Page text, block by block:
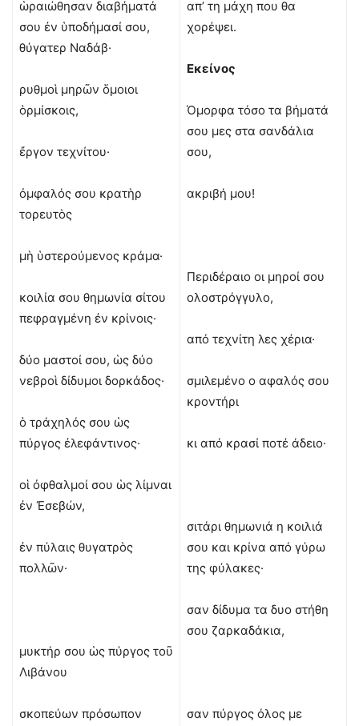
ὡραιώθησαν διαβήματά
σου ἐν ὑποδήμασί σου,
θύγατερ Ναδάβ·
ρυθμοὶ μηρῶν ὅμοιοι
ὁρμίσκοις,
ἔργον τεχνίτου·
ὀμφαλός σου κρατὴρ
τορευτὸς
μὴ ὑστερούμενος κράμα·
κοιλία σου θημωνία σίτου
πεφραγμένη ἐν κρίνοις·
δύο μαστοί σου, ὡς δύο
νεβροὶ δίδυμοι δορκάδος·
ὁ τράχηλός σου ὡς
πύργος ἐλεφάντινος·
οἱ ὀφθαλμοί σου ὡς λίμναι
ἐν Ἐσεβών,
ἐν πύλαις θυγατρὸς
πολλῶν·
μυκτήρ σου ὡς πύργος τοῦ
Λιβάνου
σκοπεύων πρόσωπον
απ’ τη μάχη που θα
χορέψει.
Εκείνος
Όμορφα τόσο τα βήματά
σου μες στα σανδάλια
σου,
ακριβή μου!
Περιδέραιο οι μηροί σου
ολοστρόγγυλο,
από τεχνίτη λες χέρια·
σμιλεμένο ο αφαλός σου
κροντήρι
κι από κρασί ποτέ άδειο·
σιτάρι θημωνιά η κοιλιά
σου και κρίνα από γύρω
της φύλακες·
σαν δίδυμα τα δυο στήθη
σου ζαρκαδάκια,
σαν πύργος όλος με